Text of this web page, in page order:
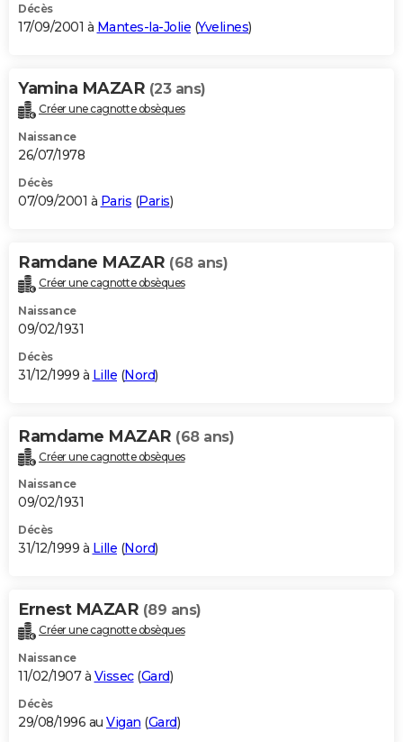
Décès
17/09/2001 à Mantes-la-Jolie (Yvelines)
Yamina MAZAR (23 ans)
Créer une cagnotte obsèques
Naissance
26/07/1978
Décès
07/09/2001 à Paris (Paris)
Ramdane MAZAR (68 ans)
Créer une cagnotte obsèques
Naissance
09/02/1931
Décès
31/12/1999 à Lille (Nord)
Ramdame MAZAR (68 ans)
Créer une cagnotte obsèques
Naissance
09/02/1931
Décès
31/12/1999 à Lille (Nord)
Ernest MAZAR (89 ans)
Créer une cagnotte obsèques
Naissance
11/02/1907 à Vissec(Gard)
Décès
29/08/1996 au Vigan (Gard)